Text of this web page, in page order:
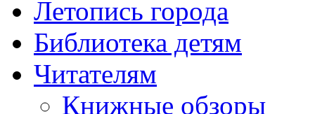
Летопись города
Библиотека детям
Читателям
Книжные обзоры